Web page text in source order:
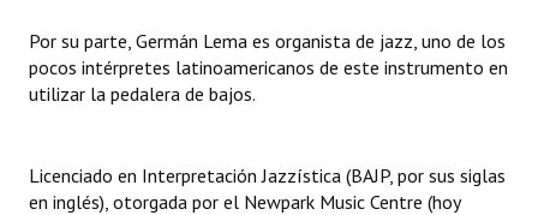
Banca del Vecino - Registro
Huéspedes de Honor - Registro
Reconocimientos - Registro
Por su parte, Germán Lema es organista de jazz, uno de los
pocos intérpretes latinoamericanos de este instrumento en
utilizar la pedalera de bajos.
Licenciado en Interpretación Jazzística (BAJP, por sus siglas
en inglés), otorgada por el Newpark Music Centre (hoy